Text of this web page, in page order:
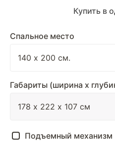
Спальное место
Габариты (ширина х
Подъемный механизм
Купить в